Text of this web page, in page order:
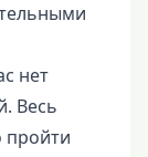
нет
Весь